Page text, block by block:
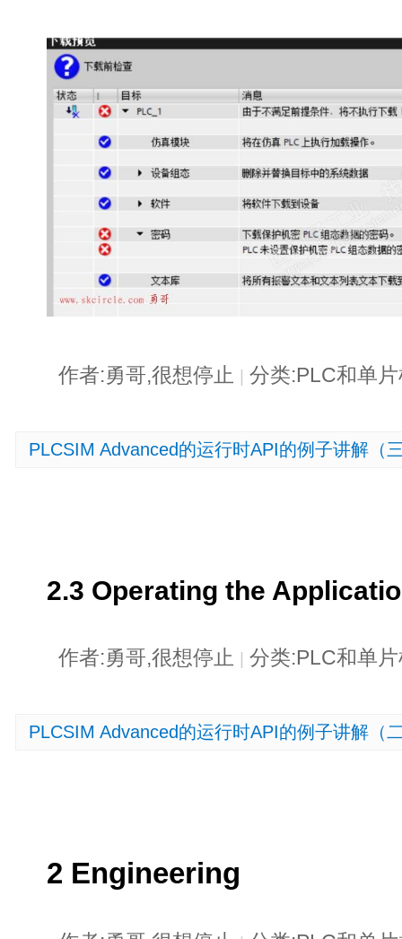
作者:勇哥,很想停止 | 分类:PLC和单
PLCSIM Advanced的运行时API的例子讲解（
2.3 Operating the
作者:勇哥,很想停止 分类:PLC和单
PLCSIM Advanced的运行时API的例子讲解（
2 Engineering